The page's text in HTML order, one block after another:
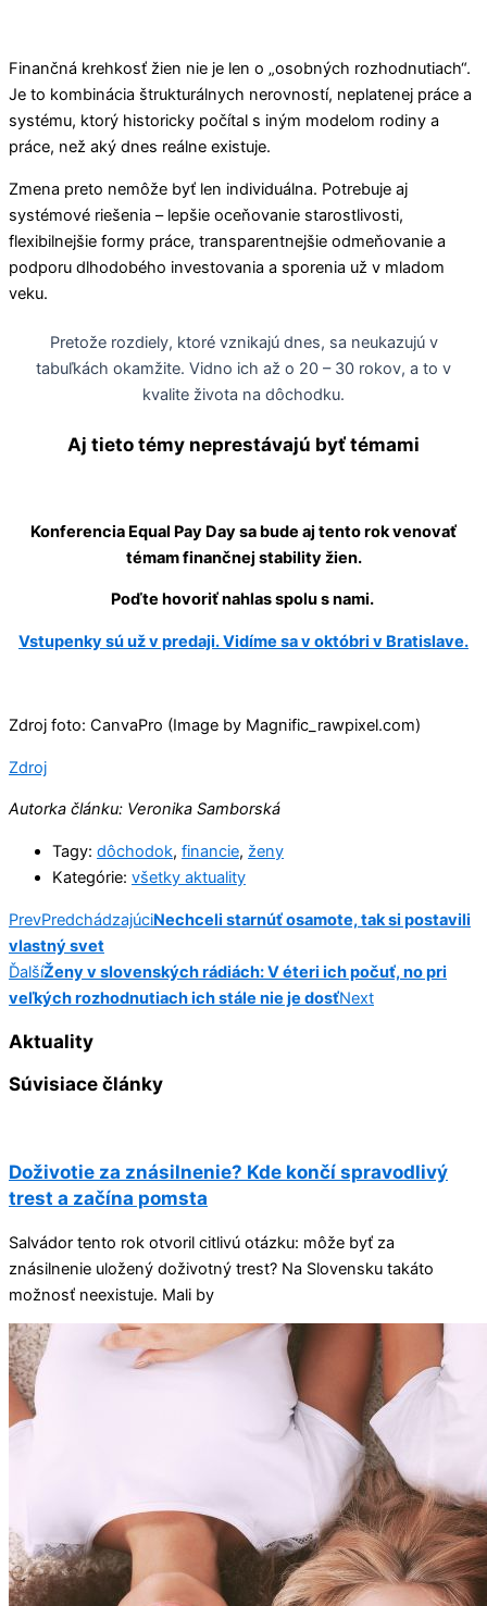
Finančná krehkosť žien nie je len o „osobných rozhodnutiach“.
Je to kombinácia štrukturálnych nerovností, neplatenej práce a
systému, ktorý historicky počítal s iným modelom rodiny a
práce, než aký dnes reálne existuje.
Zmena preto nemôže byť len individuálna. Potrebuje aj
systémové riešenia – lepšie oceňovanie starostlivosti,
flexibilnejšie formy práce, transparentnejšie odmeňovanie a
podporu dlhodobého investovania a sporenia už v mladom
veku.
Pretože rozdiely, ktoré vznikajú dnes, sa neukazujú v
tabuľkách okamžite. Vidno ich až o 20 – 30 rokov, a to v
kvalite života na dôchodku.
Aj tieto témy neprestávajú byť témami
Konferencia Equal Pay Day sa bude aj tento rok venovať
témam finančnej stability žien.
Poďte hovoriť nahlas spolu s nami.
Vstupenky sú už v predaji. Vidíme sa v októbri v Bratislave.
Zdroj foto: CanvaPro (Image by Magnific_rawpixel.com)
Zdroj
Autorka článku: Veronika Samborská
Tagy: dôchodok, financie, ženy
Kategórie: všetky aktuality
PrevPredchádzajúciNechceli starnúť osamote, tak si postavili
vlastný svet
ĎalšíŽeny v slovenských rádiách: V éteri ich počuť, no pri
veľkých rozhodnutiach ich stále nie je dosťNext
Aktuality
Súvisiace články
Doživotie za znásilnenie? Kde končí spravodlivý
trest a začína pomsta
Salvádor tento rok otvoril citlivú otázku: môže byť za
znásilnenie uložený doživotný trest? Na Slovensku takáto
možnosť neexistuje. Mali by